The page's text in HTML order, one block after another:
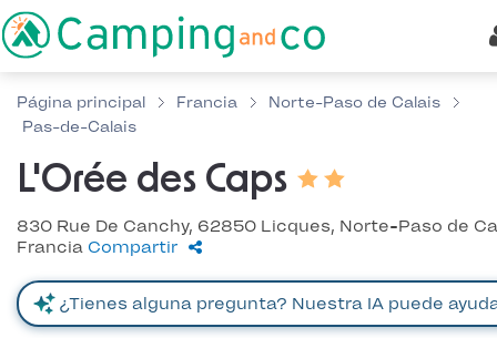
Página principal Francia
Norte-Paso de Calais
Pas-de-Calais
L'Orée des Caps
830 Rue De Canchy, 62850 Licques, Norte-Paso de
Francia Compartir